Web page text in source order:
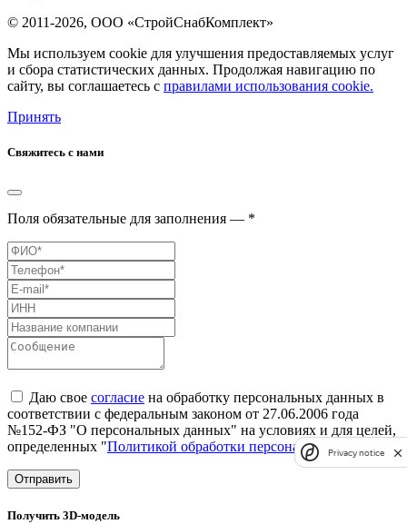
© 2011-2026, ООО «СтройСнабКомплект»
Мы используем cookie для улучшения предоставляемых услуг
и сбора статистических данных. Продолжая навигацию по
сайту, вы соглашаетесь с правилами использования cookie.
Принять
Свяжитесь с нами
Поля обязательные для заполнения — *
Даю свое согласие на обработку персональных данных в
соответствии с федеральным законом от 27.06.2006 года
№152-ФЗ "О персональных данных" на условиях и для целей,
определенных "Политикой обработки персональных данных"
Отправить
Получить 3D-модель
Privacy notice